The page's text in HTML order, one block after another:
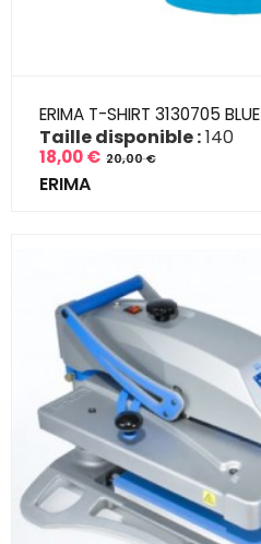
ERIMA T-SHIRT 3130705 BLUE
Prix
18,00 €
Prix
de
20,00 €
Taille disponible :140
ERIMA